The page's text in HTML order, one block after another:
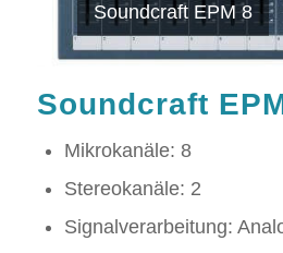
Soundcraft EPM 8
Soundcraft
Mikrokanäle: 8
Stereokanäle: 2
Signalverarbeitung: